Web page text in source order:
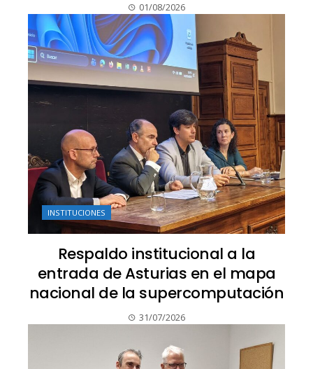
01/08/2026
INSTITUCIONES
Respaldo institucional a la
entrada de Asturias en el mapa
nacional de la supercomputación
31/07/2026